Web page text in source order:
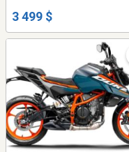
3 499 $